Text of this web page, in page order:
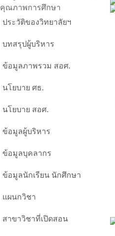
คุณภาพการศึกษา
ประวัติของวิทยาลัยฯ
บทสรุปผู้บริหาร
ข้อมูลภาพรวม สอศ.
นโยบาย ศธ.
นโยบาย สอศ.
ข้อมูลผู้บริหาร
ข้อมูลบุคลากร
ข้อมูลนักเรียน นักศึกษา
แผนกวิชา
สาขาวิชาที่เปิดสอน